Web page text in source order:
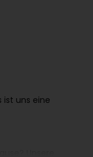
ist uns eine